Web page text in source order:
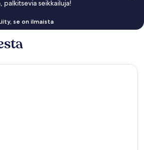
palkitsevia seikkailuja!
se on ilmaista